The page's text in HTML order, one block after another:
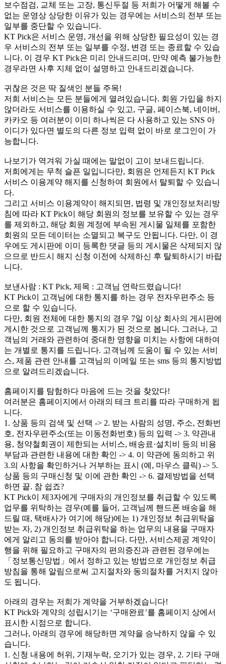
보수점검, 교체 또는 고장, 통신두절 등 저희가 어떻게 해볼 수
없는 운영상 상당한 이유가 있는 경우에는 서비스의 전부 또는
일부를 중단할 수 있습니다.
KT Pick은 서비스 운영, 개선을 위해 상당한 필요성이 있는 경
우 서비스의 전부 또는 일부를 수정, 변경 또는 종료할 수 있습
니다. 이 경우 KT Pick은 미리 안내드리며, 만약 예측 불가능한
경우라면 사후 지체 없이 설명하고 안내드리겠습니다.
귀찮은 것은 딱 질색인 분들 주목!
저희 서비스는 모든 분들에게 열려있습니다. 회원 가입을 하지
않더라도 서비스를 이용하실 수 있고, 구글, 페이스북, 네이버,
카카오 등 여러분이 이미 하나씩은 다 사용하고 있는 SNS 아
이디가 있다면 별도의 다른 정보 입력 없이 바로 로그인이 가
능합니다.
나보기가 역겨워 가실 때에는 말없이 고이 보내드립니다.
저희에게는 무척 슬픈 일입니다만, 회원은 언제든지 KT Pick
서비스 이용계약 해지를 신청하여 회원에서 탈퇴할 수 있습니
다.
그리고 서비스 이용계약이 해지되면, 법령 및 개인정보처리방
침에 따라 KT Pick이 해당 회원의 정보를 보유할 수 있는 경우
를 제외하고, 해당 회원 계정에 부속된 게시물 일체를 포함한
회원의 모든 데이터는 소멸되고 복구도 안됩니다. 다만, 이 경
우에도 게시판에 이미 등록한 댓글 등의 게시물은 삭제되지 않
으므로 반드시 해지 신청 이전에 삭제하신 후 탈퇴하시기 바랍
니다.
보낸사람 : KT Pick, 제목 : 고객님 연락드렸습니다!
KT Pick이 고객님에 대한 통지를 하는 경우 전자우편주소 등
으로 할 수 있습니다.
다만, 회원 전체에 대한 통지의 경우 7일 이상 회사의 게시판에
게시한 것으로 고객님께 통지가 된 것으로 봅니다. 그러나, 고
객님의 거래와 관련하여 중대한 영향을 미치는 사항에 대하여
는 개별로 통지를 드립니다. 고객님께 도움이 될 수 있는 서비
스, 제품 관련 안내를 고객님의 이메일 또는 sms 등의 통지방법
으로 알려드리겠습니다.
홈페이지를 탐험하다 마음에 드는 것을 찾았다!
여러분은 홈페이지에서 아래의 테크 트리를 따라 구매하게 됩
니다.
1. 상품 등의 검색 및 선택 -> 2. 받는 사람의 성명, 주소, 전화번
호, 전자우편주소(또는 이동전화번호) 등의 입력 -> 3. 약관내
용, 청약철회권이 제한되는 서비스, 배송료·설치비 등의 비용
부담과 관련한 내용에 대한 확인 -> 4. 이 약관에 동의하고 위
3.의 사항을 확인하거나 거부하는 표시 (예, 마우스 클릭) -> 5.
상품 등의 구매신청 및 이에 관한 확인 -> 6. 결제방법을 선택
하면 끝. 참 쉽죠?
KT Pick이 제3자에게 구매자의 개인정보를 취급할 수 있도록
업무를 위탁하는 경우(예를 들어, 고객님께 핸드폰 배송을 해
드릴 때, 택배사가 여기에 해당)에는 1) 개인정보 취급위탁을
받는 자, 2) 개인정보 취급위탁을 하는 업무의 내용을 구매자
에게 알리고 동의를 받아야 합니다. 다만, 서비스제공 계약이
행을 위해 필요하고 구매자의 편의증진과 관련된 경우에는
「정보통신망법」에서 정하고 있는 방법으로 개인정보 취급
방침을 통해 알림으로써 고지절차와 동의절차를 거치지 않아
도 됩니다.
아래의 경우는 저희가 계약을 거부하겠습니다!
KT Pick와 계약의 성립시기는 ‘구매완료’를 홈페이지 상에서
표시한 시점으로 합니다.
그러나, 아래의 경우에 해당하면 계약을 승낙하지 않을 수 있
습니다.
1. 신청 내용에 허위, 기재누락, 오기가 있는 경우, 2. 기타 구매